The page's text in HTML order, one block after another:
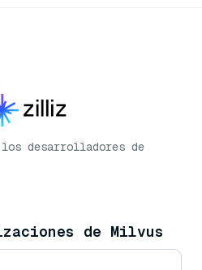
desarrolladores de
de Milvus